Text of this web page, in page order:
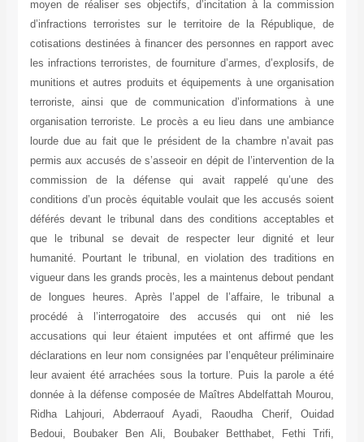
moyen de réaliser ses objectifs, d’incitation à la commission
d’infractions terroristes sur le territoire de la République, de
cotisations destinées à financer des personnes en rapport avec
les infractions terroristes, de fourniture d’armes, d’explosifs, de
munitions et autres produits et équipements à une organisation
terroriste, ainsi que de communication d’informations à une
organisation terroriste. Le procès a eu lieu dans une ambiance
lourde due au fait que le président de la chambre n’avait pas
permis aux accusés de s’asseoir en dépit de l’intervention de la
commission de la défense qui avait rappelé qu’une des
conditions d’un procès équitable voulait que les accusés soient
déférés devant le tribunal dans des conditions acceptables et
que le tribunal se devait de respecter leur dignité et leur
humanité. Pourtant le tribunal, en violation des traditions en
vigueur dans les grands procès, les a maintenus debout pendant
de longues heures. Après l’appel de l’affaire, le tribunal a
procédé à l’interrogatoire des accusés qui ont nié les
accusations qui leur étaient imputées et ont affirmé que les
déclarations en leur nom consignées par l’enquêteur préliminaire
leur avaient été arrachées sous la torture. Puis la parole a été
donnée à la défense composée de Maîtres Abdelfattah Mourou,
Ridha Lahjouri, Abderraouf Ayadi, Raoudha Cherif, Ouidad
Bedoui, Boubaker Ben Ali, Boubaker Betthabet, Fethi Trifi,